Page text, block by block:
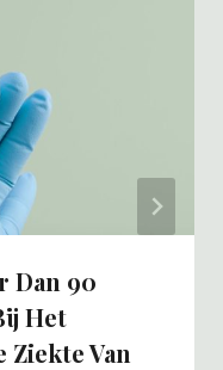
Dan 90
Het
Ziekte Van